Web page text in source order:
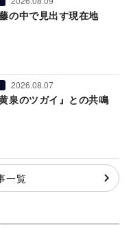
の中で見出す現在地
2026.08.07
泉のツガイ』との共鳴
一覧